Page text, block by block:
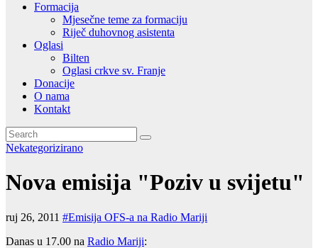
Formacija
Mjesečne teme za formaciju
Riječ duhovnog asistenta
Oglasi
Bilten
Oglasi crkve sv. Franje
Donacije
O nama
Kontakt
Nekategorizirano
Nova emisija "Poziv u svijetu"
ruj 26, 2011 #Emisija OFS-a na Radio Mariji
Danas u 17.00 na Radio Mariji: